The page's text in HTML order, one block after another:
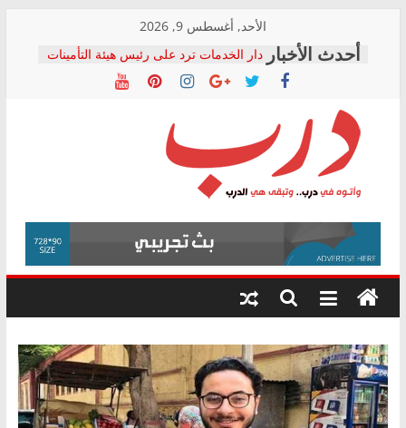
content
الأحد, أغسطس 9, 2026
دار الخدمات ترد على رئيس هيئة التأمينات
بعد مؤتمره الصحفي: إنكار الأزمة لا ينهي
معاناة أصحاب المعاشات.. ونطالب بكشف
فرحات سليمان يكتب: القطاع الصحي إلى
أين؟
حزب التحالف الشعبي يطلق لجنة “الحق
في الصحة” بالإسكندرية لرصد الانتهاكات
ودعم المرضى
الوزاري لمدينة الصحفيين.. وانتهاء أعمال
إنشاء المبنى الإداري
المجلس القومي لحقوق الإنسان يعلن
متابعة قضية الدكتور محمد زهران.. ويؤكد:
قرينة البراءة وضمانات المحاكمة العادلة
درب
وأتوه
درب..
وتبقى
هي